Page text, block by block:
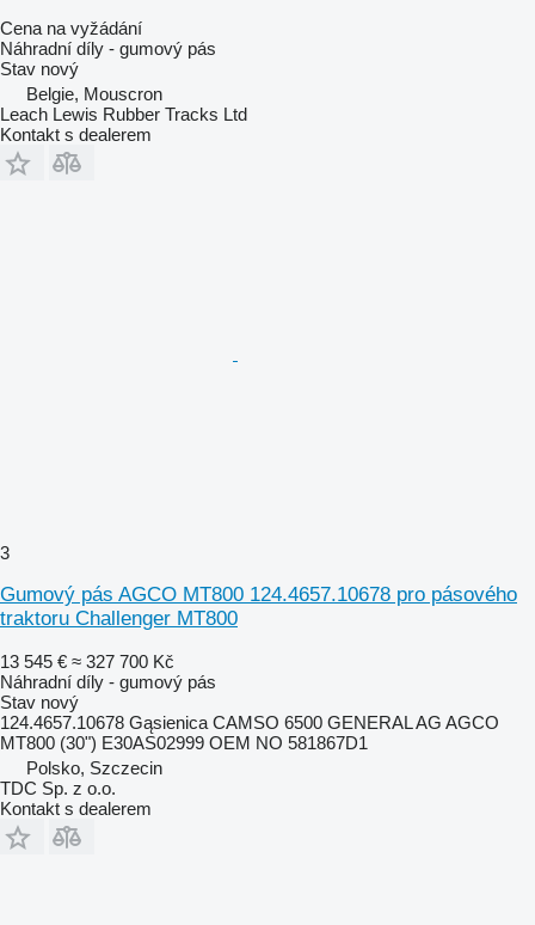
Cena na vyžádání
Náhradní díly - gumový pás
Stav nový
Belgie, Mouscron
Leach Lewis Rubber Tracks Ltd
Kontakt s dealerem
3
Gumový pás AGCO MT800 124.4657.10678 pro pásového
traktoru Challenger MT800
13 545 € ≈ 327 700 Kč
Náhradní díly - gumový pás
Stav nový
124.4657.10678 Gąsienica CAMSO 6500 GENERAL AG AGCO
MT800 (30") E30AS02999 OEM NO 581867D1
Polsko, Szczecin
TDC Sp. z o.o.
Kontakt s dealerem